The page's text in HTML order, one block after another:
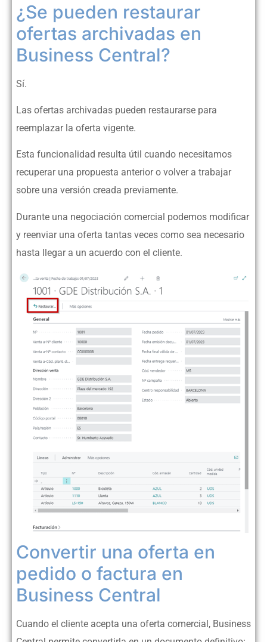
¿Se pueden restaurar
ofertas archivadas en
Business Central?
Sí.
Las ofertas archivadas pueden restaurarse para
reemplazar la oferta vigente.
Esta funcionalidad resulta útil cuando necesitamos
recuperar una propuesta anterior o volver a trabajar
sobre una versión creada previamente.
Durante una negociación comercial podemos modificar
y reenviar una oferta tantas veces como sea necesario
hasta llegar a un acuerdo con el cliente.
Convertir una oferta en
pedido o factura en
Business Central
Cuando el cliente acepta una oferta comercial, Business